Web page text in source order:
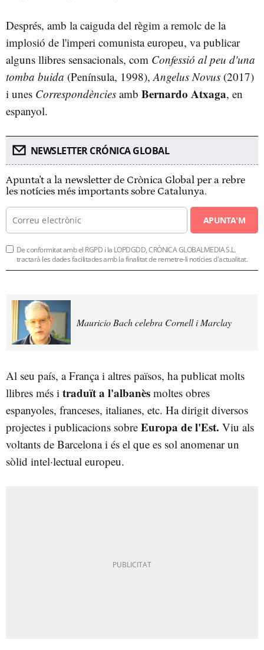
Després, amb la caiguda del règim a remolc de la
implosió de l'imperi comunista europeu, va publicar
alguns llibres sensacionals, com Confessió al peu d'una
tomba buida (Península, 1998), Angelus Novus (2017)
i unes Correspondències amb Bernardo Atxaga, en
espanyol.
NEWSLETTER CRÓNICA GLOBAL
Apunta't a la newsletter de Crònica Global per a rebre
les notícies més importants sobre Catalunya.
APUNTA'M
De conformitat amb el RGPD i la LOPDGDD, CRÒNICA GLOBALMEDIA S.L.
tractarà les dades facilitades amb la finalitat de remetre-li notícies d'actualitat.
Mauricio Bach celebra Cornell i Marclay
Al seu país, a França i altres països, ha publicat molts
llibres més i traduït a l'albanès moltes obres
espanyoles, franceses, italianes, etc. Ha dirigit diversos
projectes i publicacions sobre Europa de l'Est. Viu als
voltants de Barcelona i és el que es sol anomenar un
sòlid intel·lectual europeu.